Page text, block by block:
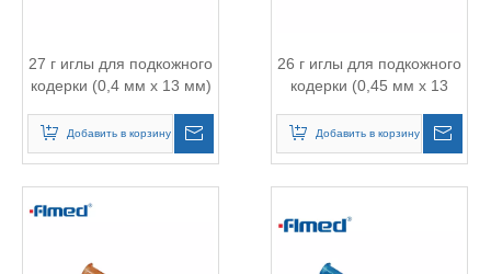
27 г иглы для подкожного
кодерки (0,4 мм х 13 мм)
Добавить в корзину
26 г иглы для подкожного
кодерки (0,45 мм х 13
1/2 "дюйм)
Добавить в корзину